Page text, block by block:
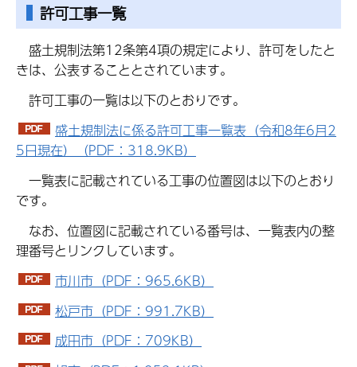
許可工事一覧
盛土規制法第12条第4項の規定により、許可をしたと
きは、公表することとされています。
許可工事の一覧は以下のとおりです。
盛土規制法に係る許可工事一覧表（令和8年6月2
5日現在）（PDF：318.9KB）
一覧表に記載されている工事の位置図は以下のとおり
です。
なお、位置図に記載されている番号は、一覧表内の整
理番号とリンクしています。
市川市（PDF：965.6KB）
松戸市（PDF：991.7KB）
成田市（PDF：709KB）